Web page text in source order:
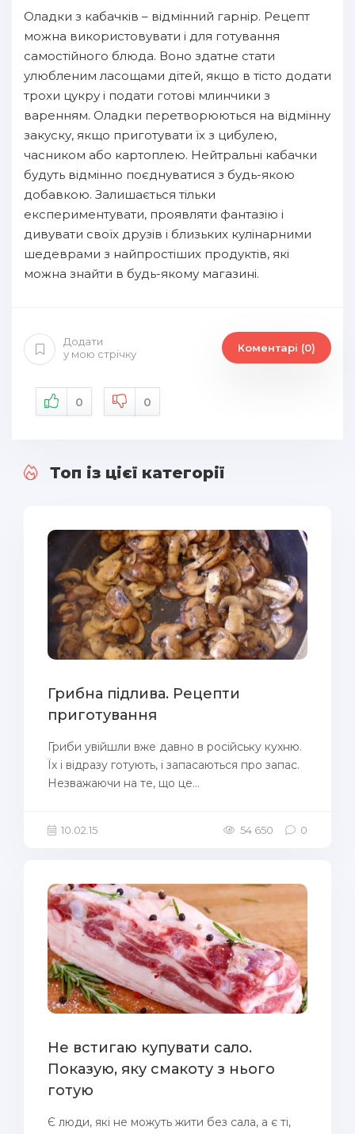
Оладки з кабачків – відмінний гарнір. Рецепт
можна використовувати і для готування
самостійного блюда. Воно здатне стати
улюбленим ласощами дітей, якщо в тісто додати
трохи цукру і подати готові млинчики з
варенням. Оладки перетворюються на відмінну
закуску, якщо приготувати їх з цибулею,
часником або картоплею. Нейтральні кабачки
будуть відмінно поєднуватися з будь-якою
добавкою. Залишається тільки
експериментувати, проявляти фантазію і
дивувати своїх друзів і близьких кулінарними
шедеврами з найпростіших продуктів, які
можна знайти в будь-якому магазині.
Додати
у мою стрічку
Коментарі (0)
0 0
Топ із цієї категорії
Грибна підлива. Рецепти
приготування
Гриби увійшли вже давно в російську кухню.
Їх і відразу готують, і запасаються про запас.
Незважаючи на те, що це...
10.02.15 54 650 0
Не встигаю купувати сало.
Показую, яку смакоту з нього
готую
Є люди, які не можуть жити без сала, а є ті,